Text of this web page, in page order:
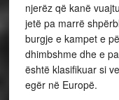
njerëz që kanë
jetë pa marrë
burgje e kampet e
dhimbshme dhe e
është klasifikuar si
egër në Europë.